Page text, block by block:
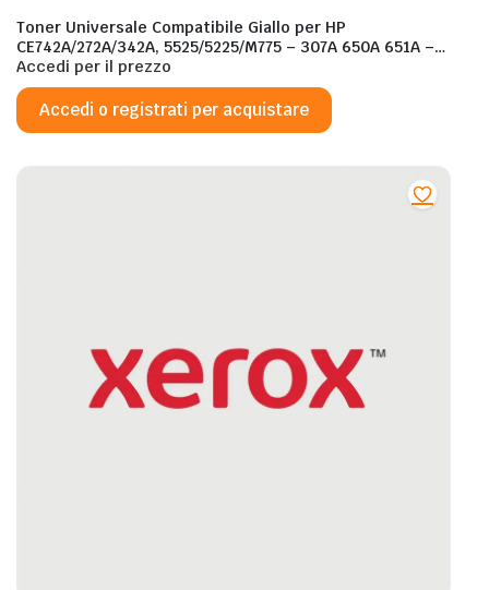
Toner Universale Compatibile Giallo per HP
CE742A/272A/342A, 5525/5225/M775 – 307A 650A 651A –
16.000 Pagine al 5%
Accedi per il prezzo
Accedi o registrati per acquistare